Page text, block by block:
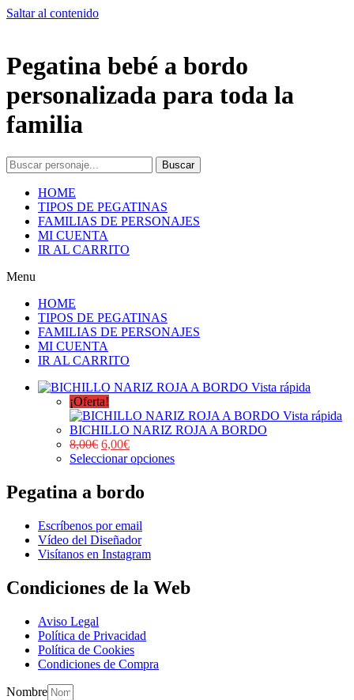
Saltar al contenido
Pegatina bebé a bordo
personalizada para toda la
familia
Buscar
HOME
TIPOS DE PEGATINAS
FAMILIAS DE PERSONAJES
MI CUENTA
IR AL CARRITO
Menu
HOME
TIPOS DE PEGATINAS
FAMILIAS DE PERSONAJES
MI CUENTA
IR AL CARRITO
Vista rápida
¡Oferta!
Vista rápida
BICHILLO NARIZ ROJA A BORDO
8,00€ 6,00€
Seleccionar opciones
Pegatina a bordo
Escríbenos por email
Vídeo del Diseñador
Visítanos en Instagram
Condiciones de la Web
Aviso Legal
Política de Privacidad
Política de Cookies
Condiciones de Compra
Nombre